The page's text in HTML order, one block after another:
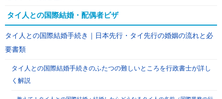
タイ人との国際結婚・配偶者ビザ
タイ人との国際結婚手続き｜日本先行・タイ先行の婚姻の流れと必
要書類
タイ人との国際結婚手続きのふたつの難しいところを行政書士が詳し
く解説